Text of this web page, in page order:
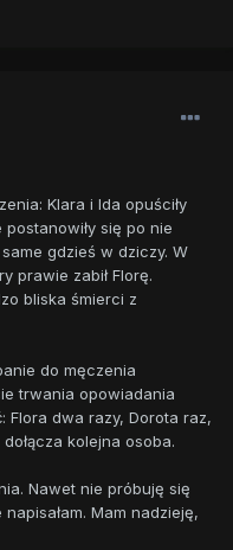
Klara i Ida opuściły
się po nie
gdzieś w dziczy. W
prawie zabił Florę.
bliska śmierci z
do męczenia
trwania opowiadania
Flora dwa razy, Dorota raz,
kolejna osoba.
Nawet nie próbuję się
Mam nadzieję,